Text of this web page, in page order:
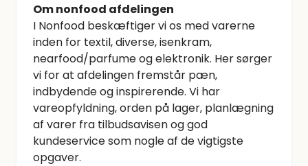
Om nonfood afdelingen
I Nonfood beskæftiger vi os med varerne
inden for textil, diverse, isenkram,
nearfood/parfume og elektronik. Her sørger
vi for at afdelingen fremstår pæn,
indbydende og inspirerende. Vi har
vareopfyldning, orden på lager, planlægning
af varer fra tilbudsavisen og god
kundeservice som nogle af de vigtigste
opgaver.